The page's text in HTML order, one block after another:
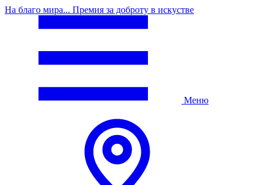
На благо мира... Премия за доброту в искустве
Меню